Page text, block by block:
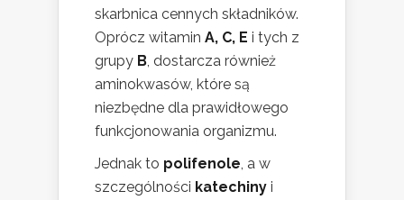
skarbnica cennych składników.
Oprócz witamin A, C, E i tych z
grupy B, dostarcza również
aminokwasów, które są
niezbędne dla prawidłowego
funkcjonowania organizmu.
Jednak to polifenole, a w
szczególności katechiny i